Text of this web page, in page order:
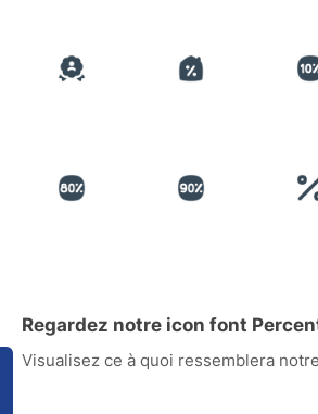
Regardez notre icon font
Visualisez ce à quoi ressemblera